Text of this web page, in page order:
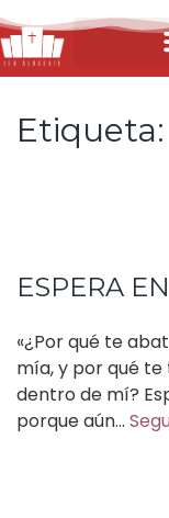
Etiqueta:
ESPERA
«¿Por qué te
mía, y por qué te
dentro de mí?
porque aún…